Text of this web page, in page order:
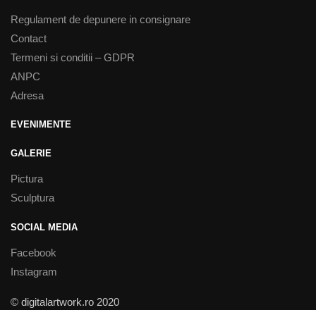
Regulament de depunere in consignare
Contact
Termeni si conditii – GDPR
ANPC
Adresa
EVENIMENTE
GALERIE
Pictura
Sculptura
SOCIAL MEDIA
Facebook
Instagram
© digitalartwork.ro 2020